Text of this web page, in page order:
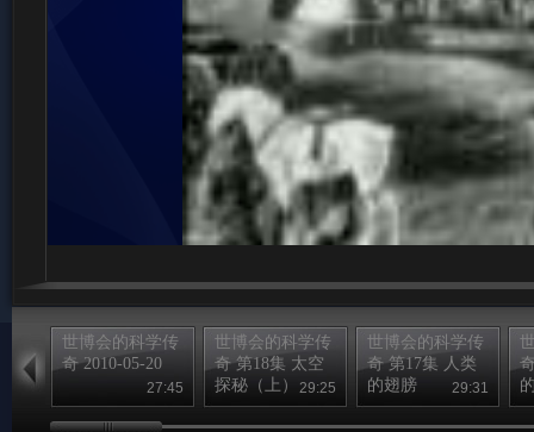
世博会的科学传
奇 2010-05-20
27:45
世博会的科学传
奇 第18集 太空
探秘（上）
29:25
世博会的科学传
奇 第17集 人类
的翅膀
29:31